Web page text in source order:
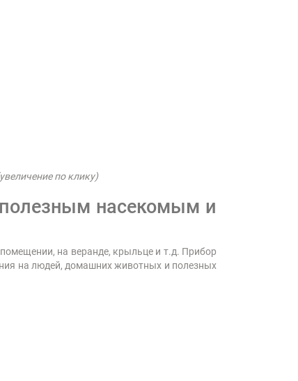
по клику)
полезным насекомым и
на веранде, крыльце и т.д. Прибор
на людей, домашних животных и полезных